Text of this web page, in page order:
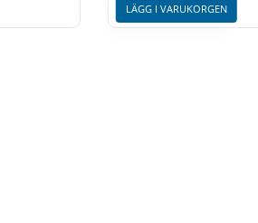
LÄGG I VARUKORGEN